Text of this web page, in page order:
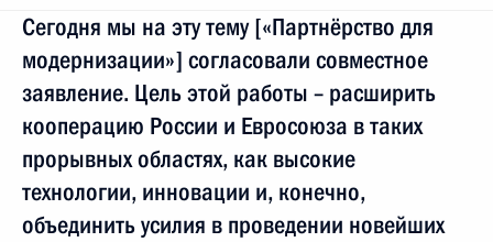
Сегодня мы на эту тему [«Партнёрство для
модернизации»] согласовали совместное
заявление. Цель этой работы – расширить
кооперацию России и Евросоюза в таких
прорывных областях, как высокие
технологии, инновации и, конечно,
объединить усилия в проведении новейших